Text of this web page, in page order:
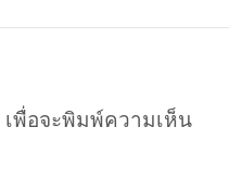
เพื่อจะพิมพ์ความเห็น